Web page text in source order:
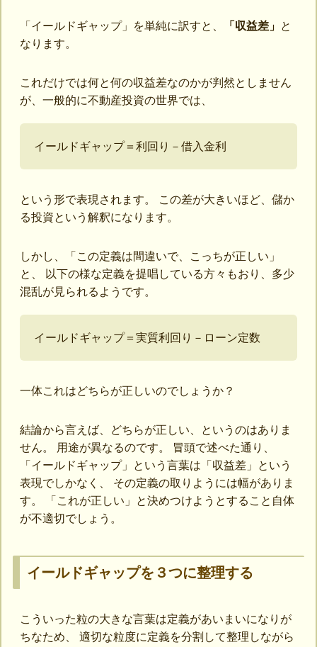
「イールドギャップ」を単純に訳すと、 「収益差」 と
なります。
これだけでは何と何の収益差なのかが判然としません
が、一般的に不動産投資の世界では、
イールドギャップ＝利回り－借入金利
という形で表現されます。 この差が大きいほど、儲か
る投資という解釈になります。
しかし、「この定義は間違いで、こっちが正しい」
と、 以下の様な定義を提唱している方々もおり、多少
混乱が見られるようです。
イールドギャップ＝実質利回り－ローン定数
一体これはどちらが正しいのでしょうか？
結論から言えば、どちらが正しい、というのはありま
せん。 用途が異なるのです。 冒頭で述べた通り、
「イールドギャップ」という言葉は「収益差」という
表現でしかなく、 その定義の取りようには幅がありま
す。 「これが正しい」と決めつけようとすること自体
が不適切でしょう。
イールドギャップを３つに整理する
こういった粒の大きな言葉は定義があいまいになりが
ちなため、 適切な粒度に定義を分割して整理しながら